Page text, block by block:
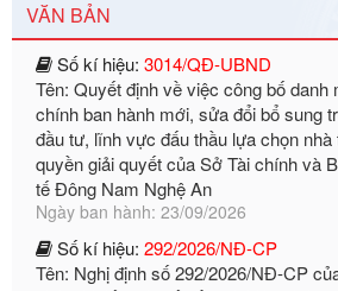
VĂN BẢN
Tên: Quyết định về việc công bố danh
chính ban hành mới, sửa đổi bổ sung
đầu tư, lĩnh vực đấu thầu lựa chọn nhà
quyền giải quyết của Sở Tài chính và
tế Đông Nam Nghệ An
Ngày ban hành: 23/09/2026
Số kí hiệu:292/2026/NĐ-CP
Tên: Nghị định số 292/2026/NĐ-CP
định chi tiết một số điều và biện pháp
dẫn thi hành Luật Quản lý ngoại thương
Ngày ban hành: 21/07/2026